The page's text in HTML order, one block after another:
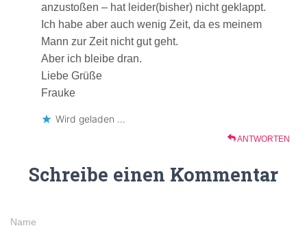
anzustoßen – hat leider(bisher) nicht geklappt.
Ich habe aber auch wenig Zeit, da es meinem
Mann zur Zeit nicht gut geht.
Aber ich bleibe dran.
Liebe Grüße
Frauke
Wird geladen …
ANTWORTEN
Schreibe einen Kommentar
Name